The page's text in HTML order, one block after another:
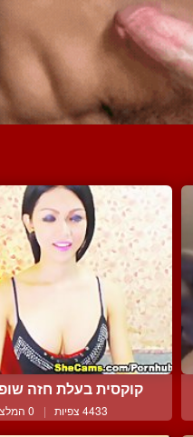
קוקסית בעלת חזה
4433 צפיות | 0 המלצות